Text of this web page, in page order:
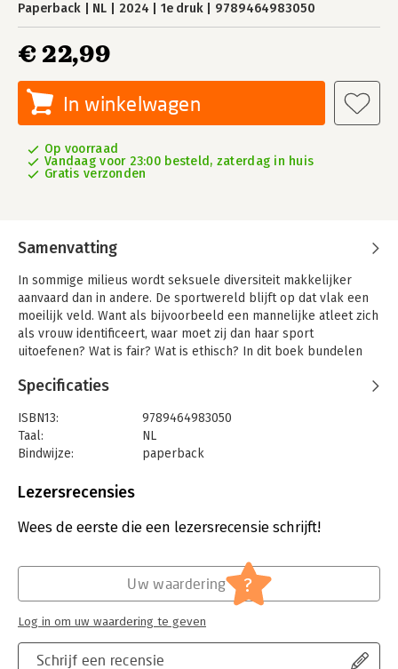
Paperback NL 2024 1e druk 9789464983050
€ 22,99
In winkelwagen
Op voorraad
Vandaag voor 23:00 besteld, zaterdag in huis
Gratis verzonden
Samenvatting
In sommige milieus wordt seksuele diversiteit makkelijker
aanvaard dan in andere. De sportwereld blijft op dat vlak een
moeilijk veld. Want als bijvoorbeeld een mannelijke atleet zich
als vrouw identificeert, waar moet zij dan haar sport
uitoefenen? Wat is fair? Wat is ethisch? In dit boek bundelen
krachten om meer inzicht te bieden in seksuele diversiteit in
uitdagingen, triomfen en inspirerende verhalen van sporters
van alle achtergronden. Daarmee schreven ze een must-read
voor coaches, atleten en iedereen die gelooft in een inclusieve
diversiteit op en naast het veld.
Specificaties
ISBN13:
9789464983050
Taal:
NL
Bindwijze:
paperback
Uitgever:
Verschijningsdatum:
31-5-2024
Mens en maatschappij
lifestyle
Lezersrecensies
Wees de eerste die een lezersrecensie schrijft!
Schrijf een recensie
Uw waardering ?
Log in om uw waardering te geven